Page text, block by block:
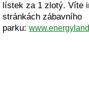
lístek za 1 zlotý. Víte
stránkách zábavního
parku: